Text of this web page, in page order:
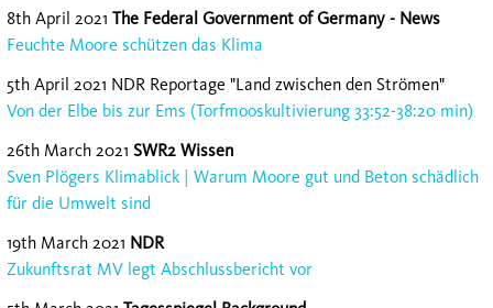
8th April 2021 The Federal Government of Germany - News
Feuchte Moore schützen das Klima
5th April 2021 NDR Reportage "Land zwischen den Strömen"
Von der Elbe bis zur Ems (Torfmooskultivierung 33:52-38:20 min)
26th March 2021 SWR2 Wissen
Sven Plögers Klimablick | Warum Moore gut und Beton schädlich
für die Umwelt sind
19th March 2021 NDR
Zukunftsrat MV legt Abschlussbericht vor